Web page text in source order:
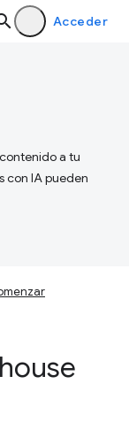
Acceder
a tu
con IA pueden